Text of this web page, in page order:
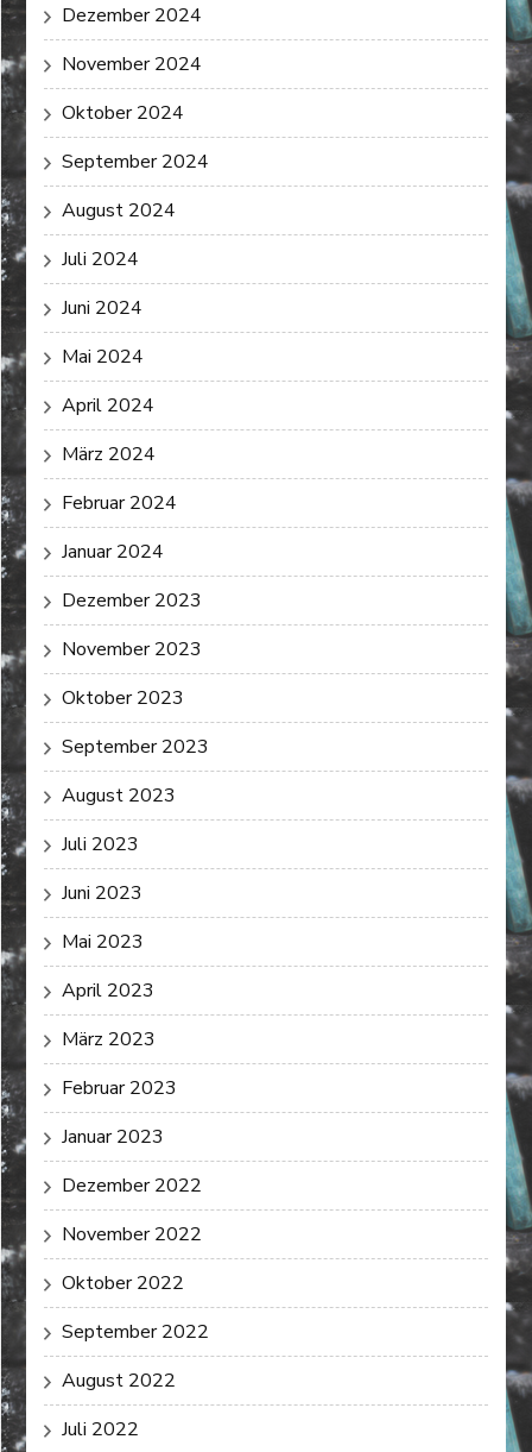
Dezember 2024
November 2024
Oktober 2024
September 2024
August 2024
Juli 2024
Juni 2024
Mai 2024
April 2024
März 2024
Februar 2024
Januar 2024
Dezember 2023
November 2023
Oktober 2023
September 2023
August 2023
Juli 2023
Juni 2023
Mai 2023
April 2023
März 2023
Februar 2023
Januar 2023
Dezember 2022
November 2022
Oktober 2022
September 2022
August 2022
Juli 2022